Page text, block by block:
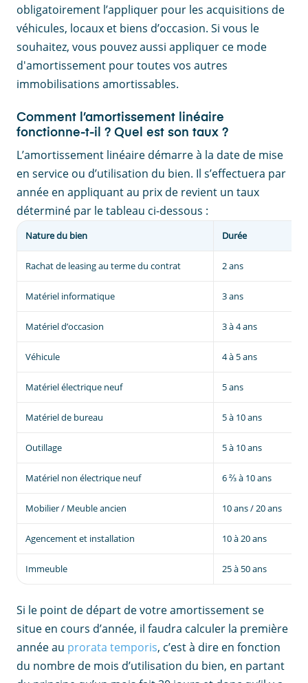
obligatoirement l’appliquer pour les acquisitions de
véhicules, locaux et biens d’occasion. Si vous le
souhaitez, vous pouvez aussi appliquer ce mode
d'amortissement pour toutes vos autres
immobilisations amortissables.
Comment l’amortissement linéaire
fonctionne-t-il ? Quel est son taux ?
L’amortissement linéaire démarre à la date de mise
en service ou d’utilisation du bien. Il s’effectuera par
année en appliquant au prix de revient un taux
déterminé par le tableau ci-dessous :
Nature du bien Durée
Rachat de leasing au terme du contrat 2 ans
Matériel informatique 3 ans
Matériel d’occasion 3 à 4 ans
Véhicule 4 à 5 ans
Matériel électrique neuf 5 ans
Matériel de bureau 5 à 10 ans
Outillage 5 à 10 ans
Matériel non électrique neuf 6 ⅔ à 10 ans
Mobilier / Meuble ancien 10 ans / 20 ans
Agencement et installation 10 à 20 ans
Immeuble 25 à 50 ans
Si le point de départ de votre amortissement se
situe en cours d’année, il faudra calculer la première
année au prorata temporis, c’est à dire en fonction
du nombre de mois d’utilisation du bien, en partant